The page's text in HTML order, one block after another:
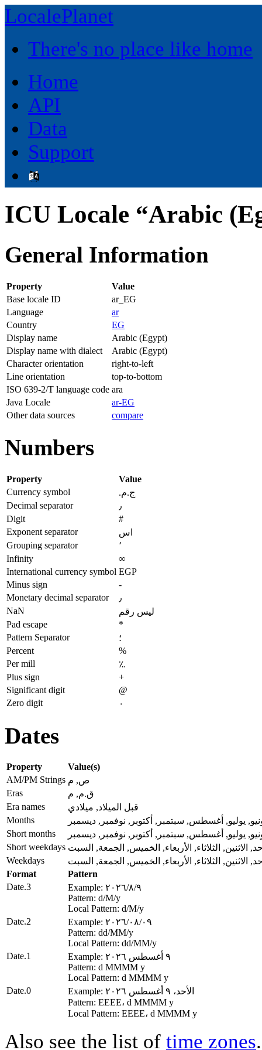
LocalePlanet
There's no place like home
Home
API
Data
Support
ICU Locale “Arabic
General Information
Property
Value
Base locale ID
ar_EG
Language
ar
Country
EG
Display name
Arabic (Egypt)
Display name with dialect
Arabic (Egypt)
Character orientation
right-to-left
Line orientation
top-to-bottom
ISO 639-2/T language code ara
Java Locale
ar-EG
Other data sources
compare
Numbers
Property
Value
Currency symbol
ج.م.‏
Decimal separator
٫
Digit
#
Exponent separator
اس
Grouping separator
٬
Infinity
∞
International currency symbol EGP
Minus sign
-
Monetary decimal separator
٫
NaN
ليس رقم
Pad escape
*
Pattern Separator
؛
Percent
%
Per mill
؉
Plus sign
+
Significant digit
@
Zero digit
٠
Dates
Property
Value(s)
AM/PM Strings ص, م
Eras
ق.م, م
Era names
قبل الميلاد, ميلادي
Months
يوليو, أغسطس, سبتمبر, أكتوبر, نوفمبر, ديسمبر
Short months
يوليو, أغسطس, سبتمبر, أكتوبر, نوفمبر, ديسمبر
Short weekdays الاثنين, الثلاثاء, الأربعاء, الخميس, الجمعة, السبت
Weekdays
الاثنين, الثلاثاء, الأربعاء, الخميس, الجمعة, السبت
Format
Pattern
Date.3
Example: ٩‏/٨‏/٢٠٢٦
Pattern: d‏/M‏/y
Local Pattern: d‏/M‏/y
Date.2
Example: ٠٩‏/٠٨‏/٢٠٢٦
Pattern: dd‏/MM‏/y
Local Pattern: dd‏/MM‏/y
Date.1
Example: ٩ أغسطس ٢٠٢٦
Pattern: d MMMM y
Local Pattern: d MMMM y
Date.0
Example: الأحد، ٩ أغسطس ٢٠٢٦
Pattern: EEEE، d MMMM y
Local Pattern: EEEE، d MMMM y
Also see the list of time zones.